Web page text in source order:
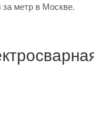
549 рублей за метр в Москве.